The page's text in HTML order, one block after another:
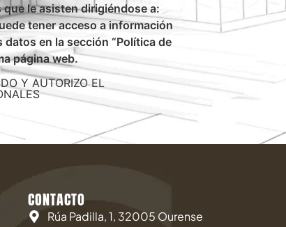
le asisten dirigiéndose a:
tener acceso a información
en la sección “Política de
página web.
Y AUTORIZO EL
CONTACTO
Rúa Padilla, 1, 32005 Ourense